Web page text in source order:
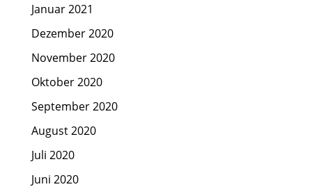
Januar 2021
Dezember 2020
November 2020
Oktober 2020
September 2020
August 2020
Juli 2020
Juni 2020